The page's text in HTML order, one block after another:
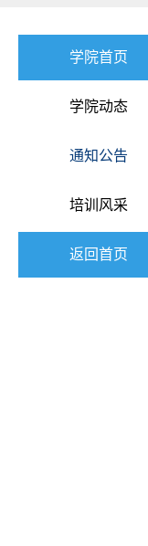
学院首页
学院动态
通知公告
培训风采
返回首页